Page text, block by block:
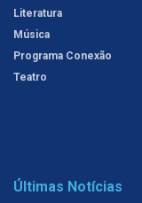
Literatura
Música
Programa Conexão
Teatro
Últimas Notícias